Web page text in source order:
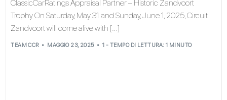
ClassicCarRatings Appraisal Partner – Historic Zandvoort
Trophy On Saturday, May 31 and Sunday, June 1, 2025, Circuit
Zandvoort will come alive with […]
TEAM CCR MAGGIO 23, 2025 1 - TEMPO DI LETTURA: 1 MINUTO